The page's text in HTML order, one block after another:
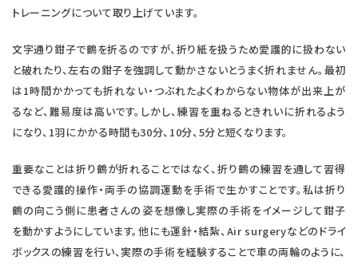
交通アクセス
トレーニングについて取り上げています。
文字通り鉗子で鶴を折るのですが、折り紙を扱うため愛護的に扱わない
と破れたり、左右の鉗子を強調して動かさないとうまく折れません。最初
は1時間かかっても折れない・つぶれたよくわからない物体が出来上が
るなど、難易度は高いです。しかし、練習を重ねるときれいに折れるよう
になり、1羽にかかる時間も30分、10分、5分と短くなります。
重要なことは折り鶴が折れることではなく、折り鶴の練習を通して習得
できる愛護的操作・両手の協調運動を手術で生かすことです。私は折り
鶴の向こう側に患者さんの姿を想像し実際の手術をイメージして鉗子
を動かすようにしています。他にも運針・結紮、Air surgeryなどのドライ
ボックスの練習を行い、実際の手術を経験することで車の両輪のように、